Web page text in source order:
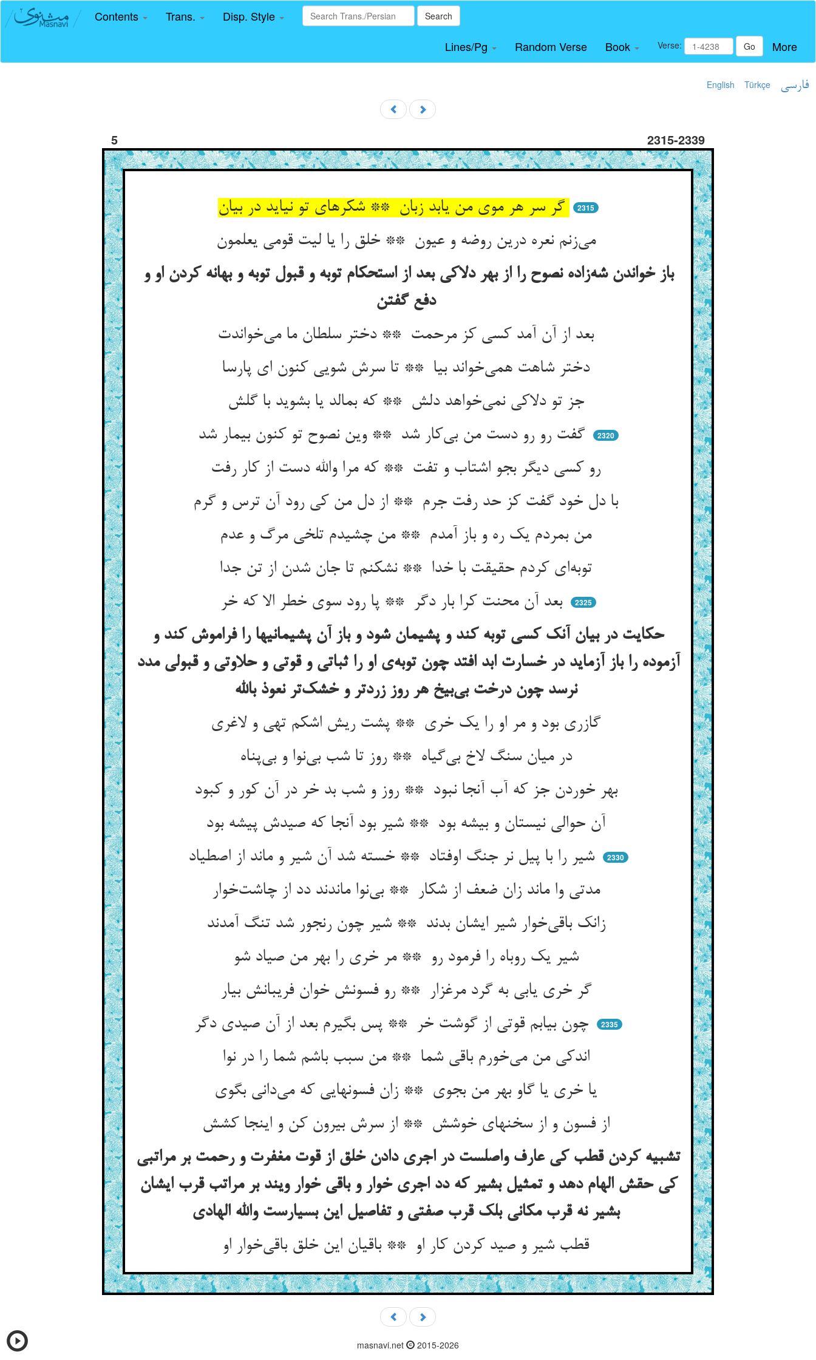
Contents Trans. Disp. Style Search
Lines/Pg Random Verse Book Verse: Go More
English Türkçe فارسی
5 2315-2339
گر سر هر موی من یابد زبان ** شکرهای تو نیاید در بیان 2315
می‌زنم نعره درین روضه و عیون ** خلق را یا لیت قومی یعلمون
باز خواندن شه‌زاده نصوح را از بهر دلاکی بعد از استحکام توبه و قبول توبه و بهانه کردن او و
دفع گفتن
بعد از آن آمد کسی کز مرحمت ** دختر سلطان ما می‌خواندت
دختر شاهت همی‌خواند بیا ** تا سرش شویی کنون ای پارسا
جز تو دلاکی نمی‌خواهد دلش ** که بمالد یا بشوید با گلش
گفت رو رو دست من بی‌کار شد ** وین نصوح تو کنون بیمار شد
2320
با دل خود گفت کز حد رفت جرم ** از دل من کی رود آن ترس و گرم
من بمردم یک ره و باز آمدم ** من چشیدم تلخی مرگ و عدم
بعد آن محنت کرا بار دگر ** پا رود سوی خطر الا که خر
2325
حکایت در بیان آنک کسی توبه کند و پشیمان شود و باز آن پشیمانیها را فراموش کند و
آزموده را باز آزماید در خسارت ابد افتد چون توبه‌ی او را ثباتی و قوتی و حلاوتی و قبولی مدد
نرسد چون درخت بی‌بیخ هر روز زردتر و خشک‌تر نعوذ بالله
گازری بود و مر او را یک خری ** پشت ریش اشکم تهی و لاغری
در میان سنگ لاخ بی‌گیاه ** روز تا شب بی‌نوا و بی‌پناه
بهر خوردن جز که آب آنجا نبود ** روز و شب بد خر در آن کور و کبود
شیر را با پیل نر جنگ اوفتاد ** خسته شد آن شیر و ماند از اصطیاد
2330
مدتی وا ماند زان ضعف از شکار ** بی‌نوا ماندند دد از چاشت‌خوار
زانک باقی‌خوار شیر ایشان بدند ** شیر چون رنجور شد تنگ آمدند
شیر یک روباه را فرمود رو ** مر خری را بهر من صیاد شو
گر خری یابی به گرد مرغزار ** رو فسونش خوان فریبانش بیار
چون بیابم قوتی از گوشت خر ** پس بگیرم بعد از آن صیدی دگر
2335
اندکی من می‌خورم باقی شما ** من سبب باشم شما را در نوا
از فسون و از سخنهای خوشش ** از سرش بیرون کن و اینجا کشش
تشبیه کردن قطب کی عارف واصلست در اجری دادن خلق از قوت مغفرت و رحمت بر مراتبی
کی حقش الهام دهد و تمثیل بشیر که دد اجری خوار و باقی خوار ویند بر مراتب قرب ایشان
بشیر نه قرب مکانی بلک قرب صفتی و تفاصیل این بسیارست والله الهادی
قطب شیر و صید کردن کار او ** باقیان این خلق باقی‌خوار او
masnavi.net 2015-2026